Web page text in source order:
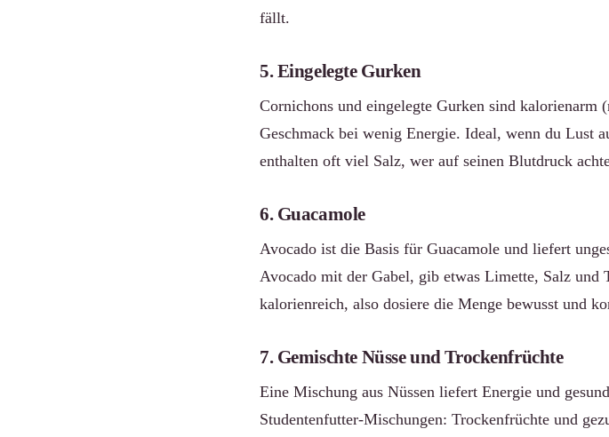
fällt.
5. Eingelegte Gurken
Cornichons und eingelegte Gurken sind
Geschmack bei wenig Energie. Ideal, wenn du Lust
enthalten oft viel Salz, wer auf seinen Blutdruck
6. Guacamole
Avocado ist die Basis für Guacamole und liefert
Avocado mit der Gabel, gib etwas Limette, Salz und
kalorienreich, also dosiere die Menge bewusst und
7. Gemischte Nüsse und Trockenfrüchte
Eine Mischung aus Nüssen liefert Energie und
Studentenfutter-Mischungen: Trockenfrüchte und